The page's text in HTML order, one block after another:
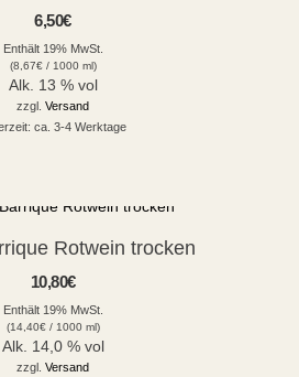
6,50€
Enthält 19% MwSt.
(8,67€/ 1000 ml)
Alk. 13 % vol
zzgl. Versand
ca. 3-4 Werktage
Rotwein trocken
10,80€
Enthält 19% MwSt.
(14,40€/ 1000 ml)
Alk. 14,0 % vol
zzgl. Versand